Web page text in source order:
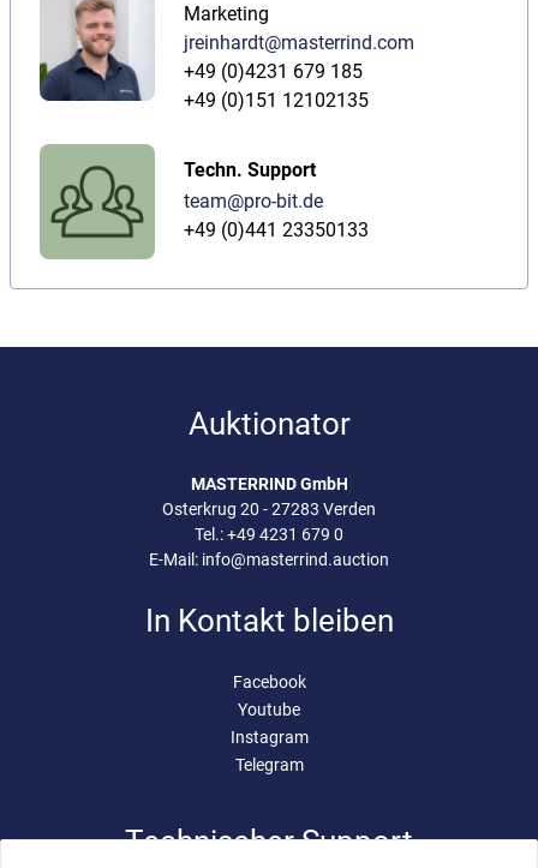
Marketing
jreinhardt@masterrind.com
+49 (0)4231 679 185
+49 (0)151 12102135
Techn. Support
team@pro-bit.de
+49 (0)441 23350133
Auktionator
MASTERRIND GmbH
Osterkrug 20 - 27283 Verden
Tel.:+49 4231 679 0
E-Mail: info@masterrind.auction
In Kontakt bleiben
Facebook
Youtube
Instagram
Telegram
Technischer Support